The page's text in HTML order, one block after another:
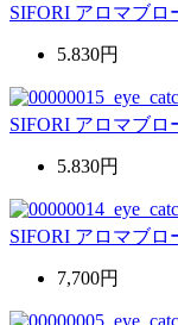
SIFORI アロマブロ
5.830円
SIFORI アロマブロ
5.830円
SIFORI アロマブ
7,700円